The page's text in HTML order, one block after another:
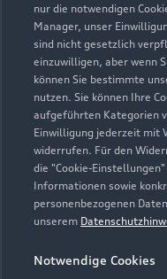
nur die notwendigen
Manager, unser
sind nicht gesetzlich
einzuwilligen, aber wenn
können Sie bestimmte
nutzen. Sie können Ihre
aufgeführten Kategorien
Einwilligung jederzeit mit
widerrufen. Für den
die "Cookie-
Informationen sowie
personenbezogenen
unserem
Notwendige Cookies